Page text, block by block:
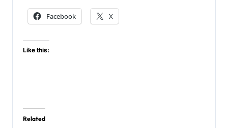
Facebook X
Like this:
Related